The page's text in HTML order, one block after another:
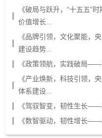
《破局与跃升，“十五五”
价值增长...
《品牌引领，文化聚能，
建设趋势...
《政策领航，实践破局——
《产业焕新，科技引领，
体系建设...
《驾驭智变，韧性生长
《数智驱动，韧性增长